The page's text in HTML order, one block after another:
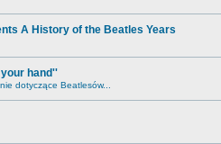
A History of the Beatles Years
hand''
dotyczące Beatlesów...